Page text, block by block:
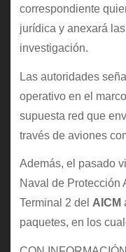
correspondiente
jurídica y anexará
investigación.
Las autoridades
operativo en el
supuesta red que
través de aviones
Además, el pasado
Naval de Protección
Terminal 2 del AICM
paquetes, en los